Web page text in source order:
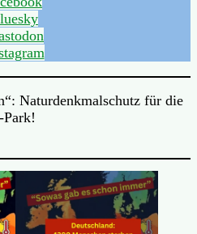
Naturdenkmalschutz für die